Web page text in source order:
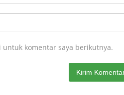
komentar saya berikutnya.